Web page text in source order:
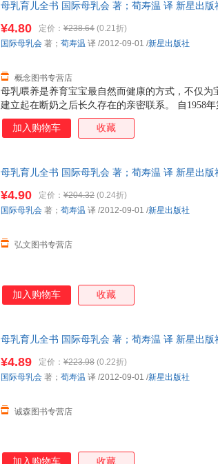
母乳育儿全书 国际母乳会 著；荀寿温 译 新星出
母乳喂养是养育宝宝最自然而健康的方式，不仅
建立起在断奶之后长久存在的亲密联系。 自1958
支持，已成为全球妈妈信赖、专业的哺乳指南书。
哺乳期可能遇到的所有问题： ★让剖宫产和难产
疸、乳腺炎和更多其他病症 如果你正为母乳喂
¥4.80 定价： ¥238.64 (0.21折)
概念图书专营店
国际母乳会 著； 荀寿温 译 /2012-09-01 /新星出版社
加入购物车 收藏
母乳育儿全书 国际母乳会 著；荀寿温 译 新星出
¥4.90 定价： ¥204.32 (0.24折)
弘文图书专营店
国际母乳会 著； 荀寿温 译 /2012-09-01 /新星出版社
加入购物车 收藏
母乳育儿全书 国际母乳会 著；荀寿温 译 新星出
¥4.89 定价： ¥223.98 (0.22折)
诚森图书专营店
国际母乳会 著； 荀寿温 译 /2012-09-01 /新星出版社
加入购物车 收藏